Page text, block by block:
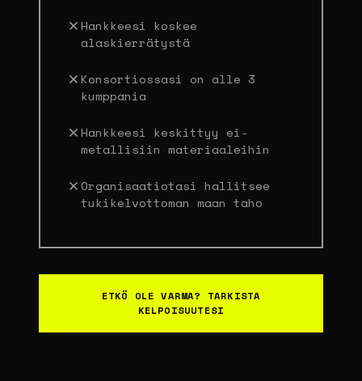
Hankkeesi koskee
alaskierrätystä
Konsortiossasi on alle 3
kumppania
Hankkeesi keskittyy ei-
metallisiin materiaaleihin
Organisaatiotasi hallitsee
tukikelvottoman maan taho
ETKÖ OLE VARMA? TARKISTA
KELPOISUUTESI